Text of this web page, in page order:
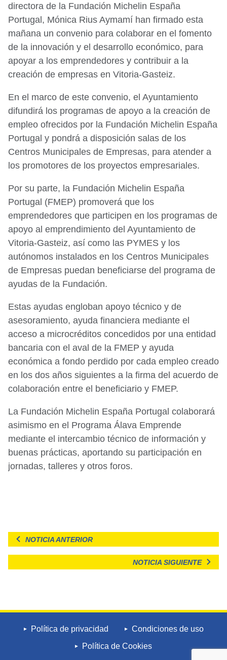
directora de la Fundación Michelin España
Portugal, Mónica Rius Aymamí han firmado esta
mañana un convenio para colaborar en el fomento
de la innovación y el desarrollo económico, para
apoyar a los emprendedores y contribuir a la
creación de empresas en Vitoria-Gasteiz.
En el marco de este convenio, el Ayuntamiento
difundirá los programas de apoyo a la creación de
empleo ofrecidos por la Fundación Michelin España
Portugal y pondrá a disposición salas de los
Centros Municipales de Empresas, para atender a
los promotores de los proyectos empresariales.
Por su parte, la Fundación Michelin España
Portugal (FMEP) promoverá que los
emprendedores que participen en los programas de
apoyo al emprendimiento del Ayuntamiento de
Vitoria-Gasteiz, así como las PYMES y los
autónomos instalados en los Centros Municipales
de Empresas puedan beneficiarse del programa de
ayudas de la Fundación.
Estas ayudas engloban apoyo técnico y de
asesoramiento, ayuda financiera mediante el
acceso a microcréditos concedidos por una entidad
bancaria con el aval de la FMEP y ayuda
económica a fondo perdido por cada empleo creado
en los dos años siguientes a la firma del acuerdo de
colaboración entre el beneficiario y FMEP.
La Fundación Michelin España Portugal colaborará
asimismo en el Programa Álava Emprende
mediante el intercambio técnico de información y
buenas prácticas, aportando su participación en
jornadas, talleres y otros foros.
NOTICIA ANTERIOR
NOTICIA SIGUIENTE
Política de privacidad
Condiciones de uso
Política de Cookies